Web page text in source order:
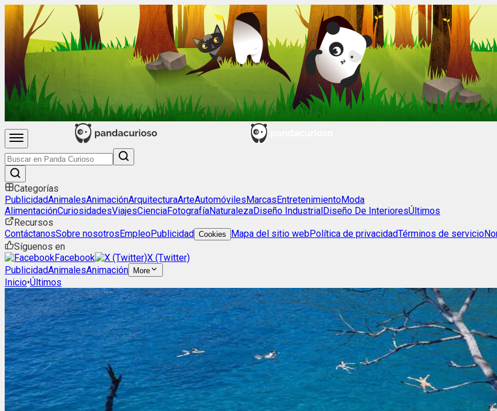
Categorías
PublicidadAnimalesAnimaciónArquitecturaArteAutomóvilesMarcasEntretenimientoModa
AlimentaciónCuriosidadesViajesCienciaFotografíaNaturalezaDiseño IndustrialDiseño De InterioresÚltimos
Recursos
ContáctanosSobre nosotrosEmpleoPublicidad Cookies Mapa del sitio webPolítica de privacidadTérminos de servicio
Síguenos en
Facebook
X (Twitter)
PublicidadAnimalesAnimación More
Inicio•Últimos